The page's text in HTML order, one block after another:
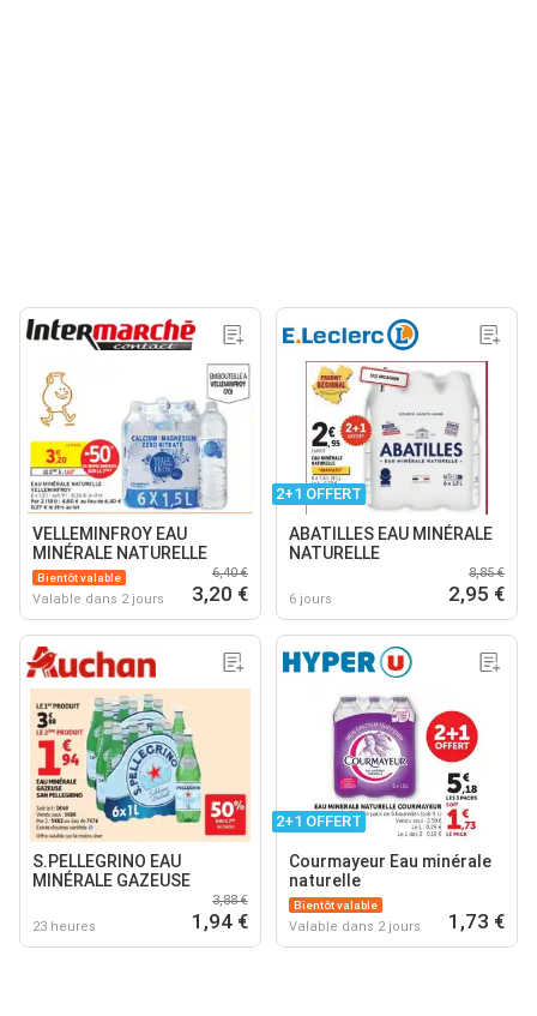
VELLEMINFROY EAU
MINÉRALE NATURELLE
Bientôt valable
Valable dans 2 jours
6,40 €
3,20 €
2+1 OFFERT
ABATILLES EAU MINÉRALE
NATURELLE
6 jours
8,85 €
2,95 €
S.PELLEGRINO EAU
MINÉRALE GAZEUSE
23 heures
3,88 €
1,94 €
2+1 OFFERT
Courmayeur Eau minérale
naturelle
Bientôt valable
Valable dans 2 jours 1,73 €